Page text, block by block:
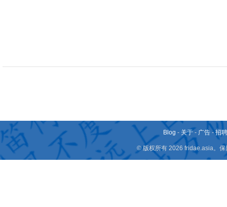
Blog - 关于 - 广告 -招
© 版权所有 2026 fridae.asia。